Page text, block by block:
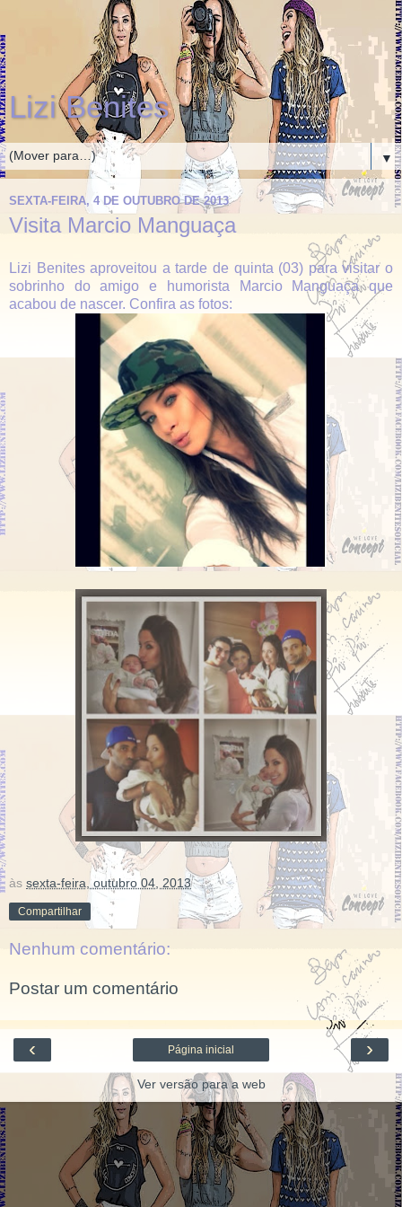
Lizi Benites
▼
SEXTA-FEIRA, 4 DE OUTUBRO DE 2013
Visita Marcio Manguaça
Lizi Benites aproveitou a tarde de quinta (03) para visitar o
sobrinho do amigo e humorista Marcio Manguaça que
acabou de nascer. Confira as fotos:
às sexta-feira, outubro 04, 2013
Compartilhar
Nenhum comentário:
Postar um comentário
‹ ›
Página inicial
Ver versão para a web